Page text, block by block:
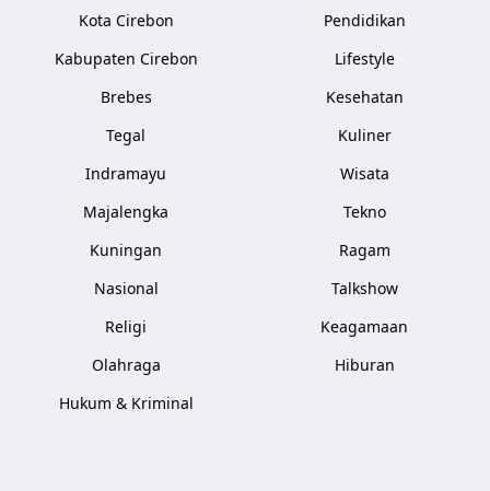
Kota Cirebon
Kabupaten Cirebon
Brebes
Tegal
Indramayu
Majalengka
Kuningan
Nasional
Religi
Olahraga
Hukum & Kriminal
Pendidikan
Lifestyle
Kesehatan
Kuliner
Wisata
Tekno
Ragam
Talkshow
Keagamaan
Hiburan